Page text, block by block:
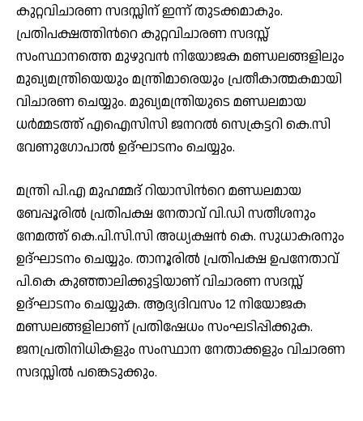
കുറ്റവിചാരണ സദസ്സിന് ഇന്ന് തുടക്കമാകും.
പ്രതിപക്ഷത്തിന്‍റെ കുറ്റവിചാരണ സദസ്സ്
സംസ്ഥാനത്തെ മുഴുവൻ നിയോജക മണ്ഡലങ്ങളിലും
മുഖ്യമന്ത്രിയെയും മന്ത്രിമാരെയും പ്രതീകാത്മകമായി
വിചാരണ ചെയ്യും. മുഖ്യമന്ത്രിയുടെ മണ്ഡലമായ
ധർമ്മടത്ത് എഐസിസി ജനറൽ സെക്രട്ടറി കെ.സി
വേണുഗോപാൽ ഉദ്ഘാടനം ചെയ്യും.
മന്ത്രി പി.എ മുഹമ്മദ് റിയാസിന്‍റെ മണ്ഡലമായ
ബേപ്പൂരിൽ പ്രതിപക്ഷ നേതാവ് വി.ഡി സതീശനും
നേമത്ത് കെ.പി.സി.സി അധ്യക്ഷൻ കെ. സുധാകരനും
ഉദ്ഘാടനം ചെയ്യും. താനൂരിൽ പ്രതിപക്ഷ ഉപനേതാവ്
പി.കെ കുഞ്ഞാലിക്കുട്ടിയാണ് വിചാരണ സദസ്സ്
ഉദ്ഘാടനം ചെയ്യുക. ആദ്യദിവസം 12 നിയോജക
മണ്ഡലങ്ങളിലാണ് പ്രതിഷേധം സംഘടിപ്പിക്കുക.
ജനപ്രതിനിധികളും സംസ്ഥാന നേതാക്കളും വിചാരണ
സദസ്സിൽ പങ്കെടുക്കും.